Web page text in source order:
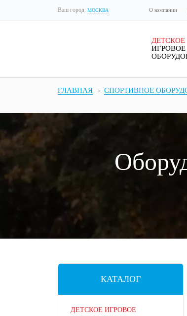
Ваш город: МОСКВА О компании
ДЕТСКОЕ
ИГРОВОЕ
ГЛАВНАЯ СПОРТИВНОЕ
КАТАЛОГ
ДЕТСКОЕ ИГРОВОЕ